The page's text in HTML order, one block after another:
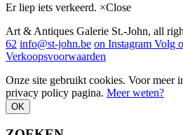
Er liep iets verkeerd. ×Close
Art & Antiques Galerie St.-John, all
62 info@st-john.be on Instagram Volg
Verkoopsvoorwaarden
Onze site gebruikt cookies. Voor meer
privacy policy pagina. Meer weten?
OK